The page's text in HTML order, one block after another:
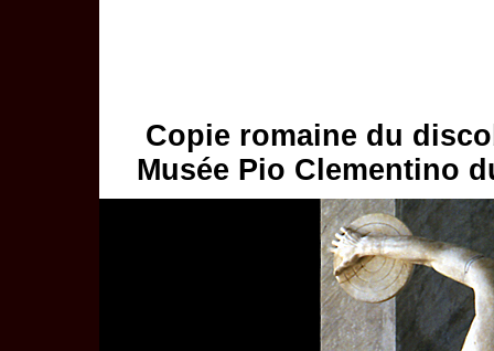
Copie romaine du
Musée Pio Clementino